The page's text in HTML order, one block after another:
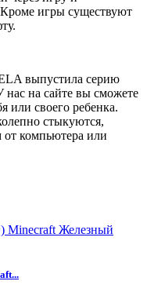
Кроме игры существуют
выпустила серию
нас на сайте вы сможете
или своего ребенка.
стыкуются,
от компьютера или